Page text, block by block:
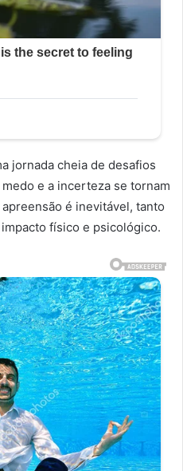
jornada cheia de desafios
e a incerteza se tornam
é inevitável, tanto
físico e psicológico.